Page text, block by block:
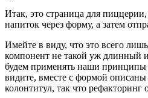
Итак, это страница для
напиток через форму, а затем
Имейте в виду, что это всего
компонент не такой уж длинный
будем применять наши принципы
видите, вместе с формой
колонтитул, так что